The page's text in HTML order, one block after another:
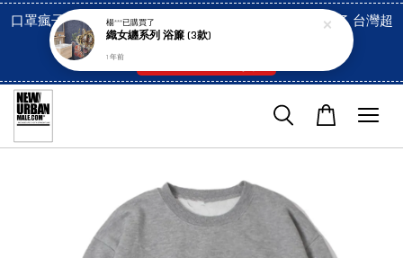
口罩瘋子官網, 放心訂購! 香港澳門信用卡付費已經開啓了 台灣超
市貨到付款也是!
楊***已購買了
織女纏系列 浴簾 (3款)
1 年前